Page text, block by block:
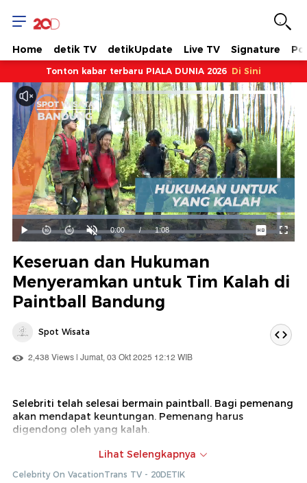
Home detik TV detikUpdate Live TV Signature
Tonton kabar terbaru PIALA DUNIA 2026 Di Sini
Mainkan
Suara
Hidup
Waktu
0:00 / Durasi
1:08
Dimuat:
89.93%
Keseruan dan Hukuman
Menyeramkan untuk Tim Kalah di
Paintball Bandung
Spot Wisata
2,438 Views | Jumat, 03 Okt 2025 12:12 WIB
Selebriti telah selesai bermain paintball. Bagi pemenang
akan mendapat keuntungan. Pemenang harus
digendong oleh yang kalah.
Dok : Celebrity On VacationTrans TV (Ade)
Lihat Selengkapnya
Celebrity On VacationTrans TV - 20DETIK